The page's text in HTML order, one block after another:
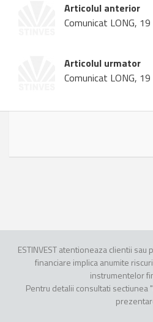
Articolul anterior
Comunicat LONG,
Articolul urmator
Comunicat LONG,
ESTINVEST atentioneaza clientii
financiare implica anumite
instrumentelor
Pentru detalii consultati sectiunea